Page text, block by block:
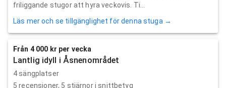
friliggande stugor att hyra veckovis. Ti...
Läs mer och se tillgänglighet för denna stuga →
Från 4 000 kr per vecka
Lantlig idyll i Åsnenområdet
4 sängplatser
5 recensioner, 5 stjärnor i snittbetyg